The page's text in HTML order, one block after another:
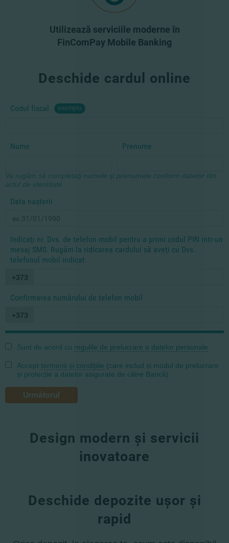
Utilizează serviciile moderne în
FinComPay Mobile Banking
Deschide cardul online
Codul fiscal exemplu
Nume Prenume
Va rugăm să completaţi numele şi prenumele conform datelor din
actul de identitate
Data naşterii
Indicaţi nr. Dvs. de telefon mobil pentru a primi codul PIN intr-un
mesaj SMS. Rugăm la ridicarea cardului să aveţi cu Dvs.
telefonul mobil indicat
+373
Confirmarea numărului de telefon mobil
+373
Sunt de acord cu regulile de prelucrare a datelor personale
Accept termenii și condițiile (care includ și modul de prelucrare
și protecție a datelor asigurate de către Bancă).
Următorul
Design modern și servicii
inovatoare
Deschide depozite ușor și
rapid